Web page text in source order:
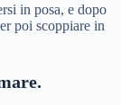
in posa, e dopo
poi scoppiare in